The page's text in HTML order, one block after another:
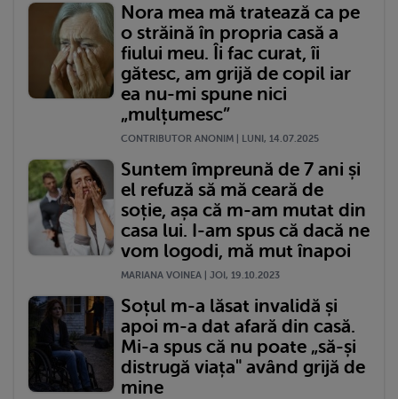
Nora mea mă tratează ca pe
o străină în propria casă a
fiului meu. Îi fac curat, îi
gătesc, am grijă de copil iar
ea nu-mi spune nici
„mulțumesc”
CONTRIBUTOR ANONIM | LUNI, 14.07.2025
Suntem împreună de 7 ani și
el refuză să mă ceară de
soție, așa că m-am mutat din
casa lui. I-am spus că dacă ne
vom logodi, mă mut înapoi
MARIANA VOINEA | JOI, 19.10.2023
Soțul m-a lăsat invalidă și
apoi m-a dat afară din casă.
Mi-a spus că nu poate „să-și
distrugă viața" având grijă de
mine